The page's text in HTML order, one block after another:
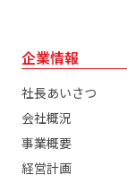
企業情報
社長あいさつ
会社概況
事業概要
経営計画